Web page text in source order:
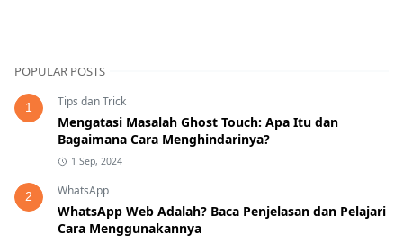
POPULAR POSTS
1 Tips dan Trick
Mengatasi Masalah Ghost Touch: Apa Itu dan
Bagaimana Cara Menghindarinya?
1 Sep, 2024
2 WhatsApp
WhatsApp Web Adalah? Baca Penjelasan dan Pelajari
Cara Menggunakannya